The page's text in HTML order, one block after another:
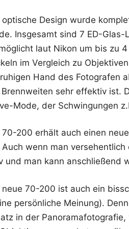
opti­sche Design wur­de
Ins­ge­samt sind 7 ED-
laut Nikon um bis zu
im Ver­gleich zu
Hand des Foto­gra­fen
Brenn­wei­ten sehr effek­tiv ist.
Mode, der Schwin­gun­gen
70-200 erhält auch einen
Auch wenn man
und man kann anschlie­ßend
neue 70-200 ist auch ein
per­sön­li­che Mei­nung).
in der